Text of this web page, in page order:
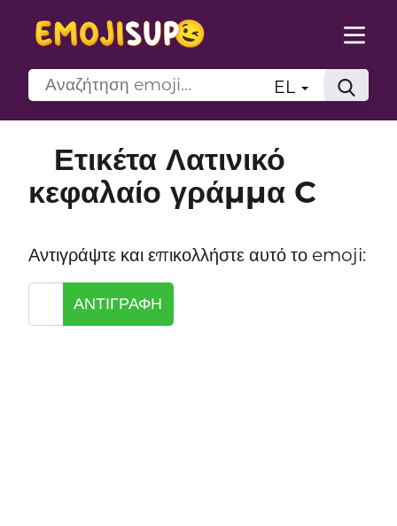
EL
Ετικέτα Λατινικό
κεφαλαίο γράμμα C
Αντιγράψτε και επικολλήστε αυτό το emoji:
ΑΝΤΙΓΡΑΦΉ